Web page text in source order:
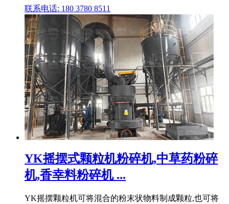
联系电话: 180 3780 8511
YK摇摆式颗粒机粉碎机,中草药粉碎
机,香幸料粉碎机 ...
YK摇摆颗粒机可将混合的粉末状物料制成颗粒,也可将